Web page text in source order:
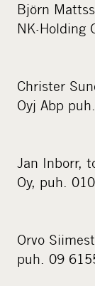
Björn
NK-Holding
Christer
Oyj Abp
Jan Inborr,
Oy, puh.
Orvo
puh. 09